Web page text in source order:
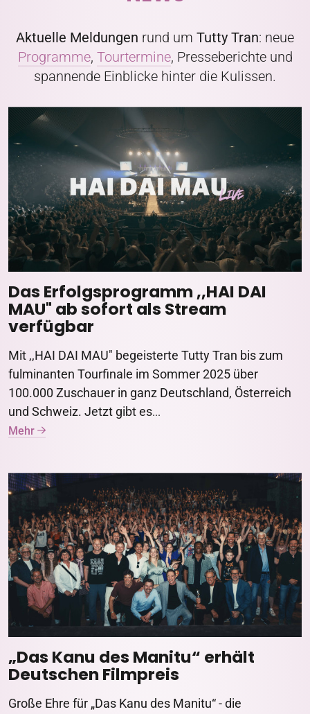
Aktuelle Meldungen rund um Tutty Tran: neue
Programme, Tourtermine, Presseberichte und
spannende Einblicke hinter die Kulissen.
Das Erfolgsprogramm ,,HAI DAI
MAU" ab sofort als Stream
verfügbar
Mit ,,HAI DAI MAU" begeisterte Tutty Tran bis zum
fulminanten Tourfinale im Sommer 2025 über
100.000 Zuschauer in ganz Deutschland, Österreich
und Schweiz. Jetzt gibt es...
Mehr
„Das Kanu des Manitu“ erhält
Deutschen Filmpreis
Große Ehre für „Das Kanu des Manitu“ - die